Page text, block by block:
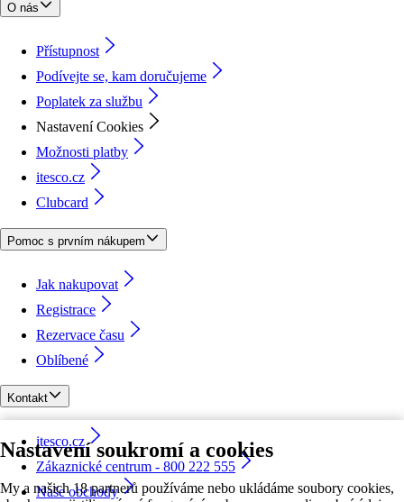
Nastavení soukromí a cookies
My a našich 18 partnerů používáme nebo ukládáme soubory cookies,
O nás
Přístupnost
Podívejte se, kam doručujeme
Poplatek za službu
Nastavení Cookies
Možnosti platby
itesco.cz
Clubcard
Pomoc s prvním nákupem
Jak nakupovat
Registrace
Rezervace času
Oblíbené
Kontakt
itesco.cz
Zákaznické centrum - 800 222 555
Naše obchody